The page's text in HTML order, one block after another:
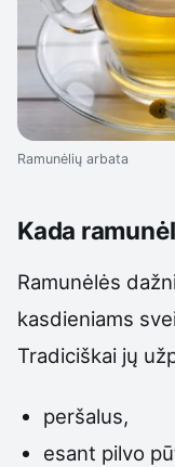
Ramunėlių arbata
Kada
Ramunėlės
kasdieniams
Tradiciškai jų
peršalus,
esant pilvo